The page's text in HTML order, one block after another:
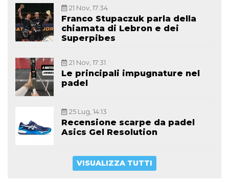
21 Nov, 17:34
Franco Stupaczuk parla della
chiamata di Lebron e dei
Superpibes
21 Nov, 17:31
Le principali impugnature nel
padel
25 Lug, 14:13
Recensione scarpe da padel
Asics Gel Resolution
VISUALIZZA TUTTI